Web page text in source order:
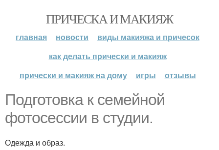
ПРИЧЕСКА И МАКИЯЖ
главная новости
виды макияжа и причесок
как делать прически и макияж
прически и макияж на дому
игры отзывы
Подготовка к семейной
фотосессии в студии.
Одежда и образ.